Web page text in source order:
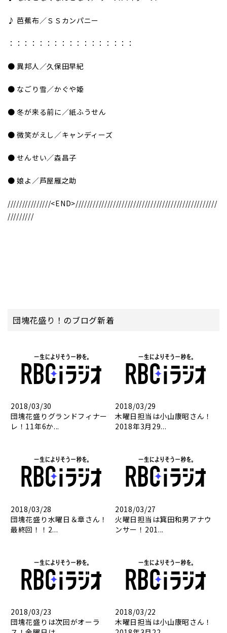
♪ 芭蕉布／ＳＳカンパニー
：：：：：：：：：：：：：：：：：
● 異邦人／久保田早紀
● なごり雪／かぐや姫
● 冬が来る前に／紙ふうせん
● 微笑がえし／キャンディーズ
● せんせい／森昌子
● 娘よ／芦屋雁之助
///////////////<END>/////////////////////////////////////////////////
/////////
団塊花盛り！のブログ新着
2018/03/30
団塊花盛りグランドフィナー
レ！11年6か...
2018/03/29
木曜日担当は小山康昭さん！
2018年3月29...
2018/03/28
団塊花盛り水曜日＆章さん！
最終回！！2...
2018/03/27
火曜日担当は箕田和男アナウ
ンサー！201...
2018/03/23
団塊花盛りは次回がオーラ
2018/03/22
木曜日担当は小山康昭さん！